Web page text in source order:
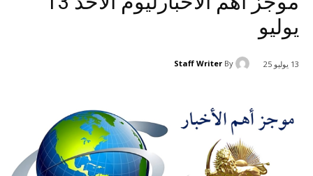
یوليو
13 يوليو 25 By
Staff Writer